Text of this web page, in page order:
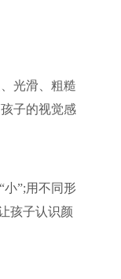
光滑、粗糙
子的视觉感
”;用不同形
孩子认识颜